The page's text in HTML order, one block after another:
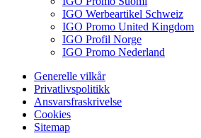
IGO Werbeartikel Schweiz
IGO Promo United Kingdom
IGO Profil Norge
IGO Promo Nederland
Generelle vilkår
Privatlivspolitikk
Ansvarsfraskrivelse
Cookies
Sitemap